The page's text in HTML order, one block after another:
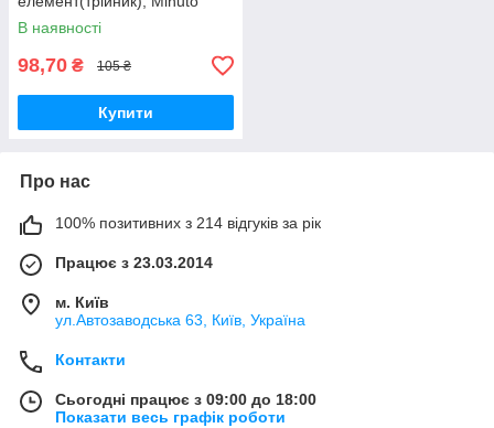
В наявності
98,70 ₴ 105 ₴
Купити
Про нас
100% позитивних з 214 відгуків за рік
Працює з 23.03.2014
м. Київ
ул.Автозаводська 63, Київ, Україна
Контакти
Сьогодні працює з 09:00 до 18:00
Показати весь графік роботи